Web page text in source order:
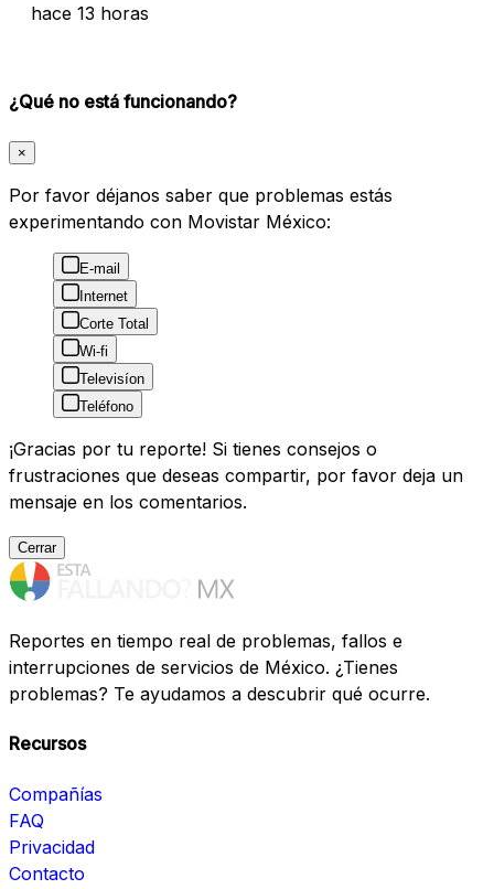
hace 13 horas
¿Qué no está funcionando?
×
Por favor déjanos saber que problemas estás
experimentando con Movistar México:
E-mail
Internet
Corte Total
Wi-fi
Televisíon
Teléfono
¡Gracias por tu reporte! Si tienes consejos o
frustraciones que deseas compartir, por favor deja un
mensaje en los comentarios.
Cerrar
Reportes en tiempo real de problemas, fallos e
interrupciones de servicios de México. ¿Tienes
problemas? Te ayudamos a descubrir qué ocurre.
Recursos
Compañías
FAQ
Privacidad
Contacto